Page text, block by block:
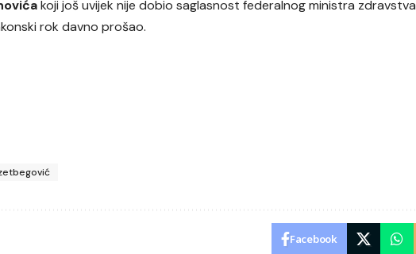
koji još uvijek nije dobio saglasnost federalnog ministra zdravstva
rok davno prošao.
Facebook